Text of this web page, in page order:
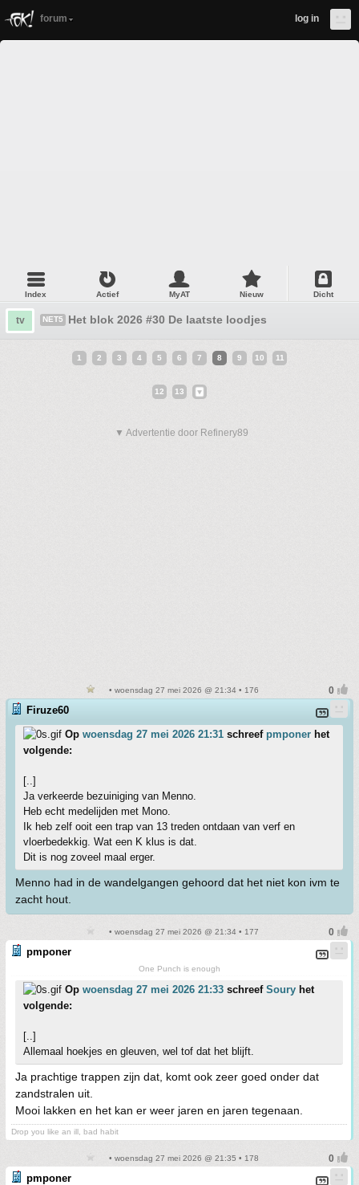
forum log in
Index Actief MyAT Nieuw Dicht
tv NET5 Het blok 2026 #30 De laatste loodjes
1 2 3 4 5 6 7 8 9 10 11
12 13
▼ Advertentie door Refinery89
• woensdag 27 mei 2026 @ 21:34 • 176
Firuze60
Op woensdag 27 mei 2026 21:31 schreef pmponer het
volgende:
[..]
Ja verkeerde bezuiniging van Menno.
Heb echt medelijden met Mono.
Ik heb zelf ooit een trap van 13 treden ontdaan van verf en
vloerbedekkig. Wat een K klus is dat.
Dit is nog zoveel maal erger.
Menno had in de wandelgangen gehoord dat het niet kon ivm te
zacht hout.
• woensdag 27 mei 2026 @ 21:34 • 177
pmponer
One Punch is enough
Op woensdag 27 mei 2026 21:33 schreef Soury het
volgende:
[..]
Allemaal hoekjes en gleuven, wel tof dat het blijft.
Ja prachtige trappen zijn dat, komt ook zeer goed onder dat
zandstralen uit.
Mooi lakken en het kan er weer jaren en jaren tegenaan.
Drop you like an ill, bad habit
• woensdag 27 mei 2026 @ 21:35 • 178
pmponer